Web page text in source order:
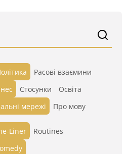
Расові взаємини
Стосунки
Освіта
мережі Про мову
Liner
Routines